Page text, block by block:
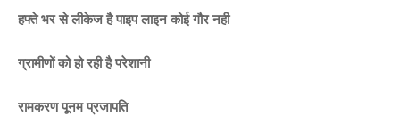
हफ्ते भर से लीकेज है पाइप लाइन कोई गौर नही
ग्रामीणों को हो रही है परेशानी
रामकरण पूनम प्रजापति